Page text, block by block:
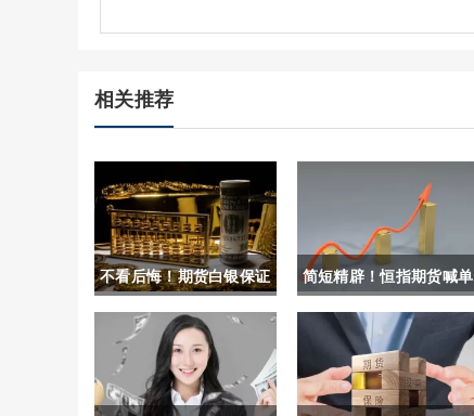
相关推荐
不看后悔！期货白银保证
金是多少（根据交易规则
和合约规定）
简短精辟！恒指期货喊单
直播室(恒指期货一点多